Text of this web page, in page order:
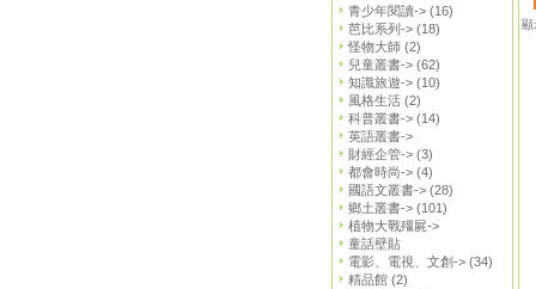
青少年閱讀-> (16)
芭比系列-> (18)
怪物大師 (2)
兒童叢書-> (62)
知識旅遊-> (10)
風格生活 (2)
科普叢書-> (14)
英語叢書->
財經企管-> (3)
都會時尚-> (4)
國語文叢書-> (28)
鄉土叢書-> (101)
植物大戰殭屍->
童話壁貼
電影、電視、文創-> (34)
精品館 (2)
顯